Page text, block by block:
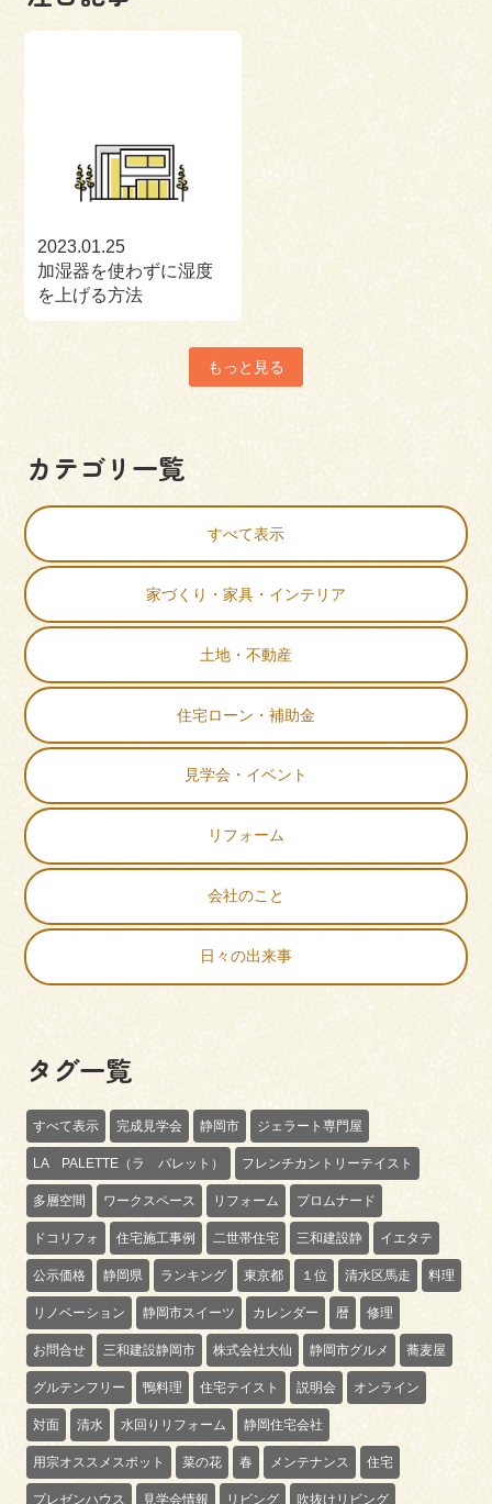
2023.01.25
加湿器を使わずに湿度
を上げる方法
もっと見る
カテゴリ一覧
すべて表示
家づくり・家具・インテリア
土地・不動産
住宅ローン・補助金
見学会・イベント
リフォーム
会社のこと
日々の出来事
タグ一覧
すべて表示 完成見学会 静岡市 ジェラート専門屋
LA PALETTE（ラ パレット） フレンチカントリーテイスト
多層空間 ワークスペース リフォーム プロムナード
ドコリフォ 住宅施工事例 二世帯住宅 三和建設静 イエタテ
公示価格 静岡県 ランキング 東京都 １位 清水区馬走 料理
リノベーション 静岡市スイーツ カレンダー 暦 修理
お問合せ 三和建設静岡市 株式会社大仙 静岡市グルメ 蕎麦屋
グルテンフリー 鴨料理 住宅テイスト 説明会 オンライン
対面 清水 水回りリフォーム 静岡住宅会社
用宗オススメスポット 菜の花 春 メンテナンス 住宅
プレゼンハウス 見学会情報 リビング 吹抜けリビング